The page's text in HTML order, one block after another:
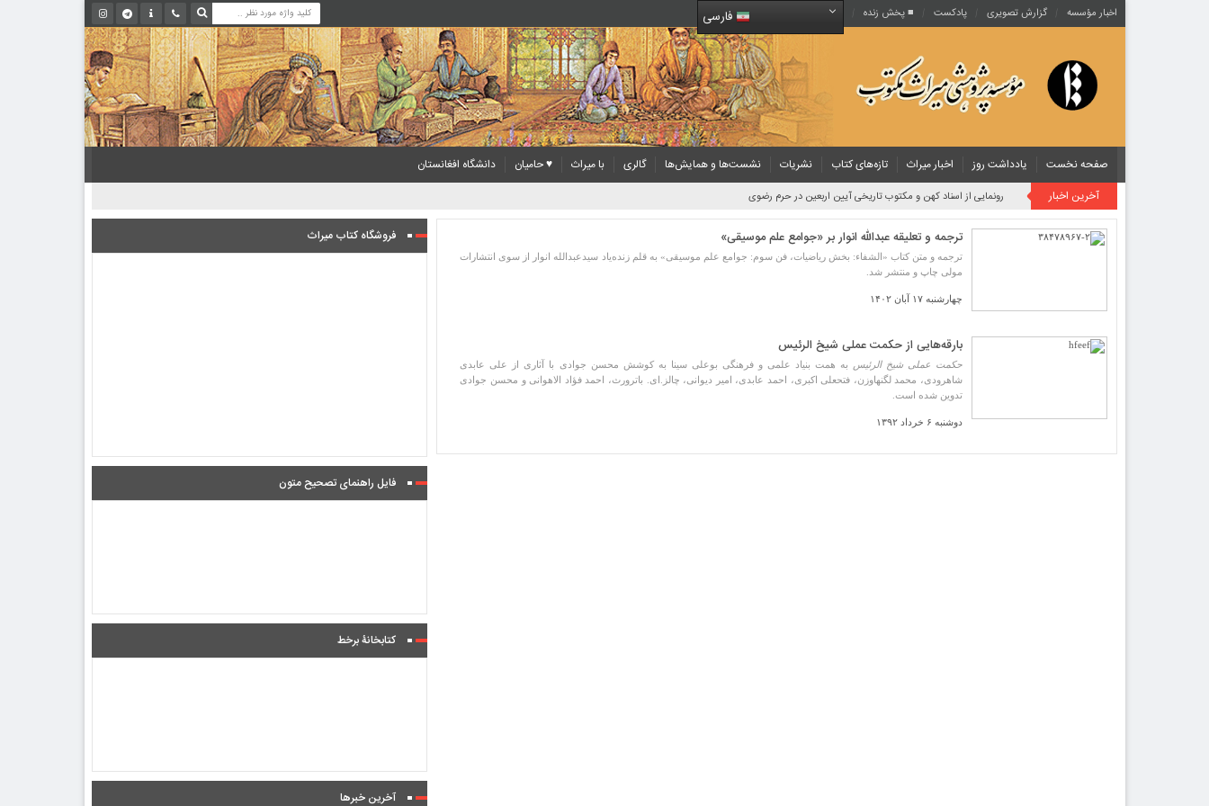
اخبار مؤسسه گزارش تصویری پادکست‌ ■ پخش زنده فارسی
صفحه نخست یادداشت روز اخبار میراث تازه‌های کتاب نشریات نشست‌ها و همایش‌ها گالری با میراث ♥ حامیان
دانشگاه افغانستان
آخرین اخبار
رونمایی از اسناد کهن و مکتوب تاریخی آیین اربعین در حرم رضوی
ترجمه و تعلیقه عبدالله انوار بر «جوامع علم موسیقی»
ترجمه و متن کتاب «الشفاء: بخش ریاضیات، فن سوم: جوامع علم موسیقی» به قلم زنده‌یاد سیدعبدالله انوار از سوی انتشارات
مولی چاپ و منتشر شد.
چهارشنبه ۱۷ آبان ۱۴۰۲
بارقه‌هایی از حکمت عملی شیخ الرئیس
حکمت عملی شیخ الرئیس به همت بنیاد علمی و فرهنگی بوعلی سینا به کوشش محسن جوادی با آثاری از علی عابدی
شاهرودی، محمد لگنهاوزن، فتحعلی اکبری، احمد عابدی، امیر دیوانی، چالز.ای. باترورث، احمد فؤاد الاهوانی و محسن جوادی
تدوین شده است.
دوشنبه ۶ خرداد ۱۳۹۲
فروشگاه کتاب میراث
فایل راهنمای تصحیح متون
کتابخانۀ برخط
آخرین خبرها